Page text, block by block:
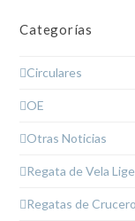
Categorías
Circulares
OE
Otras Noticias
Regata de Vela
Regatas de